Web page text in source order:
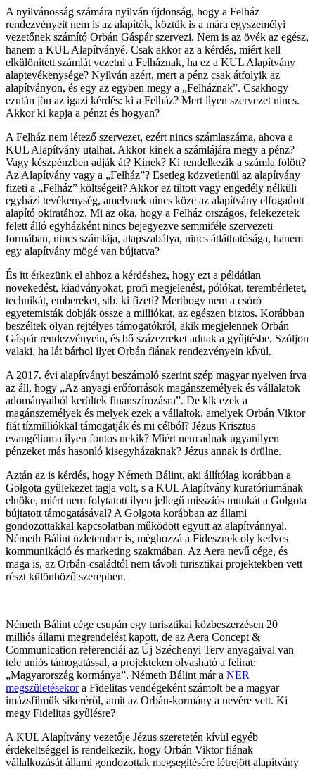
A nyilvánosság számára nyilván újdonság, hogy a Felház
rendezvényeit nem is az alapítók, köztük is a mára egyszemélyi
vezetőnek számító Orbán Gáspár szervezi. Nem is az övék az egész,
hanem a KUL Alapítványé. Csak akkor az a kérdés, miért kell
elkülönített számlát vezetni a Felháznak, ha ez a KUL Alapítvány
alaptevékenysége? Nyilván azért, mert a pénz csak átfolyik az
alapítványon, és egy az egyben megy a „Felháznak”. Csakhogy
ezután jön az igazi kérdés: ki a Felház? Mert ilyen szervezet nincs.
Akkor ki kapja a pénzt és hogyan?
A Felház nem létező szervezet, ezért nincs számlaszáma, ahova a
KUL Alapítvány utalhat. Akkor kinek a számlájára megy a pénz?
Vagy készpénzben adják át? Kinek? Ki rendelkezik a számla fölött?
Az Alapítvány vagy a „Felház”? Esetleg közvetlenül az alapítvány
fizeti a „Felház” költségeit? Akkor ez tiltott vagy engedély nélküli
egyházi tevékenység, amelynek nincs köze az alapítvány elfogadott
alapító okiratához. Mi az oka, hogy a Felház országos, felekezetek
felett álló egyházként nincs bejegyezve semmiféle szervezeti
formában, nincs számlája, alapszabálya, nincs átláthatósága, hanem
egy alapítvány mögé van bújtatva?
És itt érkezünk el ahhoz a kérdéshez, hogy ezt a példátlan
növekedést, kiadványokat, profi megjelenést, pólókat, terembérletet,
technikát, embereket, stb. ki fizeti? Merthogy nem a csóró
egyetemisták dobják össze a milliókat, az egészen biztos. Korábban
beszéltek olyan rejtélyes támogatókról, akik megjelennek Orbán
Gáspár rendezvényein, és bő százezreket adnak a gyűjtésbe. Szóljon
valaki, ha lát bárhol ilyet Orbán fiának rendezvényein kívül.
A 2017. évi alapítványi beszámoló szerint szép magyar nyelven írva
az áll, hogy „Az anyagi erőforrások magánszemélyek és vállalatok
adományaiból kerültek finanszírozásra”. De kik ezek a
magánszemélyek és melyek ezek a vállaltok, amelyek Orbán Viktor
fiát tízmilliókkal támogatják és mi célból? Jézus Krisztus
evangéliuma ilyen fontos nekik? Miért nem adnak ugyanilyen
pénzeket más hasonló kisegyházaknak? Jézus annak is örülne.
Aztán az is kérdés, hogy Németh Bálint, aki állítólag korábban a
Golgota gyülekezet tagja volt, s a KUL Alapítvány kuratóriumának
elnöke, miért nem folytatott ilyen jellegű missziós munkát a Golgota
bújtatott támogatásával? A Golgota korábban az állami
gondozottakkal kapcsolatban működött együtt az alapítvánnyal.
Németh Bálint üzletember is, méghozzá a Fidesznek oly kedves
kommunikáció és marketing szakmában. Az Aera nevű cége, és
maga is, az Orbán-családtól nem távoli turisztikai projektekben vett
részt különböző szerepben.
Németh Bálint cége csupán egy turisztikai közbeszerzésen 20
milliós állami megrendelést kapott, de az Aera Concept &
Communication referenciái az Új Széchenyi Terv anyagaival van
tele uniós támogatással, a projekteken olvasható a felirat:
„Magyarország kormánya”. Németh Bálint már a NER
megszületésekora Fidelitas vendégeként számolt be a magyar
imázsfilmük sikeréről, amit az Orbán-kormány a nevére vett. Ki
megy Fidelitas gyűlésre?
A KUL Alapítvány vezetője Jézus szeretetén kívül egyéb
érdekeltséggel is rendelkezik, hogy Orbán Viktor fiának
vállalkozását állami gondozottak megsegítésére létrejött alapítvány